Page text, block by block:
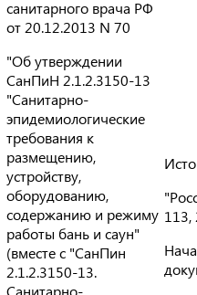
санитарного врача РФ
от 20.12.2013 N 70
"Об утверждении
СанПиН 2.1.2.3150-13
"Санитарно-
эпидемиологические
требования к
размещению,
устройству,
оборудованию,
содержанию и режиму
работы бань и саун"
(вместе с "СанПин
2.1.2.3150-13.
Санитарно-
113,